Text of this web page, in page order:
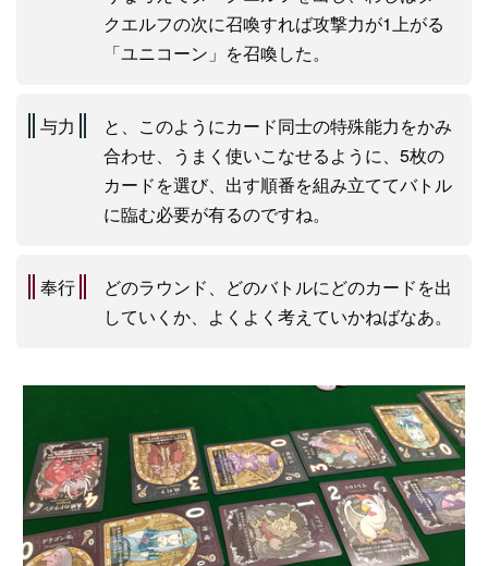
クエルフの次に召喚すれば攻撃力が1上がる
「ユニコーン」を召喚した。
与力
と、このようにカード同士の特殊能力をかみ
合わせ、うまく使いこなせるように、5枚の
カードを選び、出す順番を組み立ててバトル
に臨む必要が有るのですね。
奉行
どのラウンド、どのバトルにどのカードを出
していくか、よくよく考えていかねばなあ。